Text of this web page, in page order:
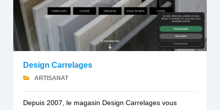
Design Carrelages
ARTISANAT
Depuis 2007, le magasin Design Carrelages vous